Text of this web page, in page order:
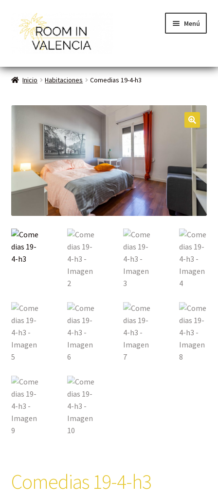
Menú
Inicio
Cómo funciona
Planes VLC
Mi cuenta
Inicio Habitaciones Comedias 19-4-h3
Comedias 19-4-h3